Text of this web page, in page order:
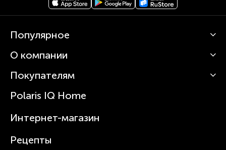
Популярное
Кофемашины
Вертикальные пылесосы
Зубные щетки и ирригаторы
Увлажнители
Посуда
О компании
О Polaris
Статьи
Покупателям
Сервисные центры
Где купить
Polaris IQ Home
Интернет-магазин
Рецепты